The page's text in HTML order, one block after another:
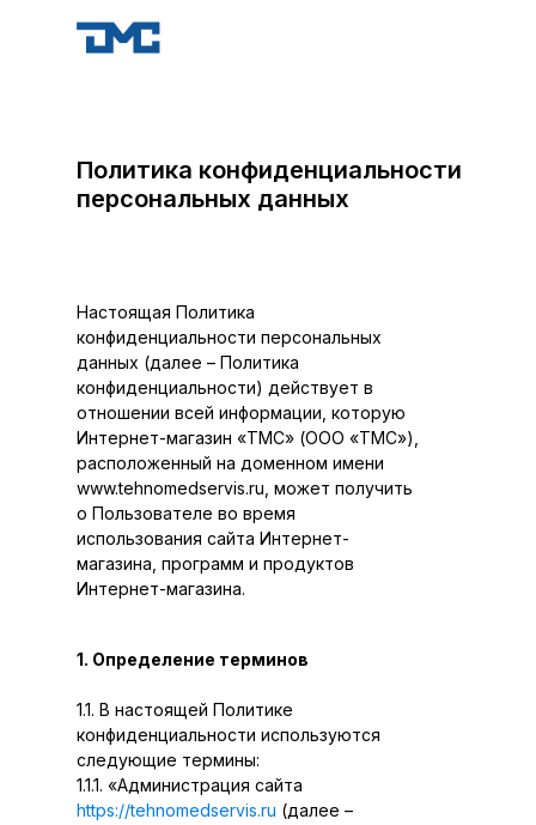
Политика конфиденциальности
персональных данных
Настоящая Политика
конфиденциальности персональных
данных (далее – Политика
конфиденциальности) действует в
отношении всей информации, которую
Интернет-магазин «ТМС» (ООО «ТМС»),
расположенный на доменном имени
www.tehnomedservis.ru, может получить
о Пользователе во время
использования сайта Интернет-
магазина, программ и продуктов
Интернет-магазина.
1. Определение терминов
1.1. В настоящей Политике
конфиденциальности используются
следующие термины:
1.1.1. «Администрация сайта
https://tehnomedservis.ru (далее –